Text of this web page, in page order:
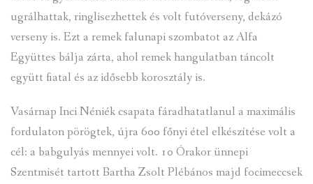
ugrálhattak, ringlisezhettek és volt futóverseny, dekázó
verseny is. Ezt a remek falunapi szombatot az Alfa
Együttes bálja zárta, ahol remek hangulatban táncolt
együtt fiatal és az idősebb korosztály is.
Vasárnap Inci Néniék csapata fáradhatatlanul a maximális
fordulaton pörögtek, újra 600 főnyi étel elkészítése volt a
cél: a babgulyás mennyei volt. 10 Órakor ünnepi
Szentmisét tartott Bartha Zsolt Plébános majd focimeccsek